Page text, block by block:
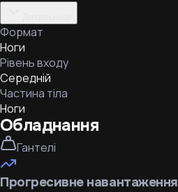
Формат
Ноги
Рівень входу
Середній
Частина тіла
Ноги
Обладнання
Гантелі
Прогресивне навантаження